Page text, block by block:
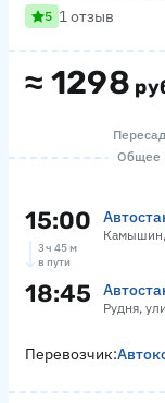
≈ 1298
5 1 отзыв
Общее
15:00 Камышин,
3 ч 45 м
в пути
18:45 Рудня,
Перевозчик: